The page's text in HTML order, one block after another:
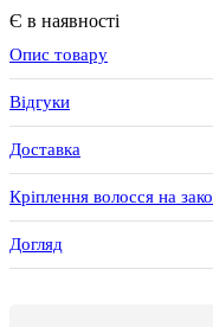
Є в наявності
Опис товару
Відгуки
Доставка
Кріплення волосся на
Догляд